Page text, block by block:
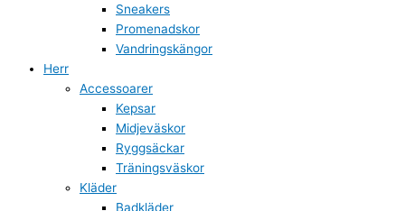
Sneakers
Promenadskor
Vandringskängor
Herr
Accessoarer
Kepsar
Midjeväskor
Ryggsäckar
Träningsväskor
Kläder
Badkläder